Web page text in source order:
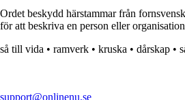
Ordet beskydd härstammar från
för att beskriva en person eller
så till vida • ramverk • kruska • dårskap •
support@onlinenu.se